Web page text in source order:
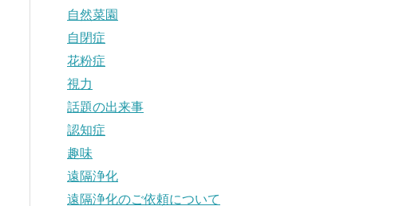
自然菜園
自閉症
花粉症
視力
話題の出来事
認知症
趣味
遠隔浄化
遠隔浄化のご依頼について